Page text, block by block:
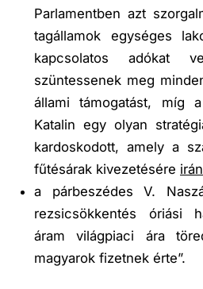
Parlamentben azt
tagállamok egységes
kapcsolatos adókat
szüntessenek meg
állami támogatást, míg
Katalin egy olyan
kardoskodott, amely a
fűtésárak kivezetésére
a párbeszédes V.
rezsicsökkentés óriási
áram világpiaci ára
magyarok fizetnek érte”.